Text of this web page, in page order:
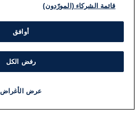
قائمة الشركاء (المورّدون)
أوافق
رفض الكل
عرض الأغراض